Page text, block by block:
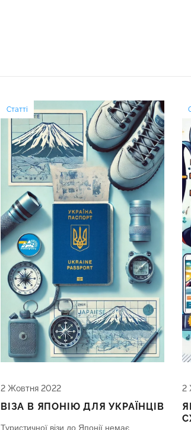
Статті
2 Жовтня 2022
ВІЗА В ЯПОНІЮ ДЛЯ УКРАЇНЦІВ
Туристичної візи до Японії немає,
2